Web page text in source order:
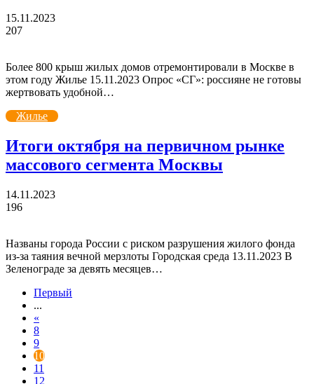
15.11.2023
207
Более 800 крыш жилых домов отремонтировали в Москве в
этом году Жилье 15.11.2023 Опрос «СГ»: россияне не готовы
жертвовать удобной…
Жилье
Итоги октября на первичном рынке
массового сегмента Москвы
14.11.2023
196
Названы города России с риском разрушения жилого фонда
из-за таяния вечной мерзлоты Городская среда 13.11.2023 В
Зеленограде за девять месяцев…
Первый
...
«
8
9
10
11
12